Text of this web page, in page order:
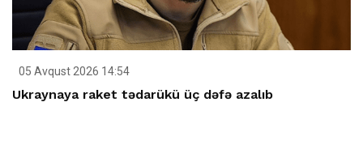
05 Avqust 2026 14:54
Ukraynaya raket tədarükü üç dəfə azalıb